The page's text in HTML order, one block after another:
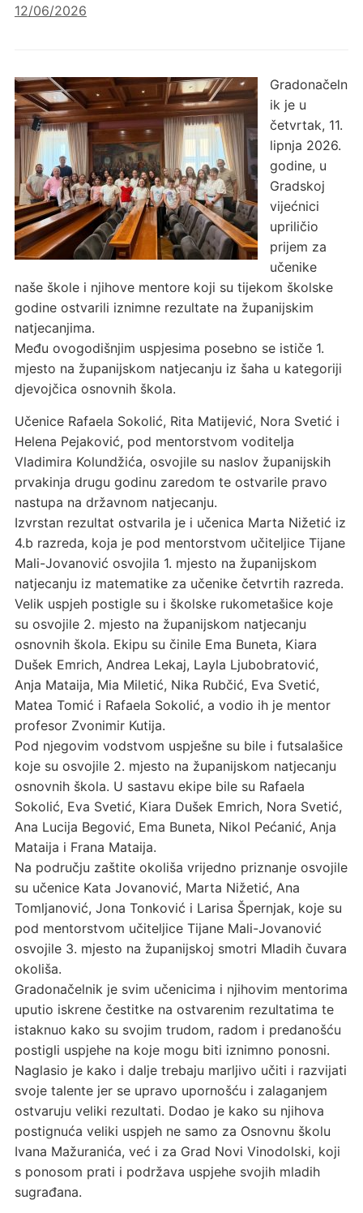
12/06/2026
Gradonačeln
ik je u
četvrtak, 11.
lipnja 2026.
godine, u
Gradskoj
vijećnici
upriličio
prijem za
učenike
naše škole i njihove mentore koji su tijekom školske
godine ostvarili iznimne rezultate na županijskim
natjecanjima.
Među ovogodišnjim uspjesima posebno se ističe 1.
mjesto na županijskom natjecanju iz šaha u kategoriji
djevojčica osnovnih škola.
Učenice Rafaela Sokolić, Rita Matijević, Nora Svetić i
Helena Pejaković, pod mentorstvom voditelja
Vladimira Kolundžića, osvojile su naslov županijskih
prvakinja drugu godinu zaredom te ostvarile pravo
nastupa na državnom natjecanju.
Izvrstan rezultat ostvarila je i učenica Marta Nižetić iz
4.b razreda, koja je pod mentorstvom učiteljice Tijane
Mali-Jovanović osvojila 1. mjesto na županijskom
natjecanju iz matematike za učenike četvrtih razreda.
Velik uspjeh postigle su i školske rukometašice koje
su osvojile 2. mjesto na županijskom natjecanju
osnovnih škola. Ekipu su činile Ema Buneta, Kiara
Dušek Emrich, Andrea Lekaj, Layla Ljubobratović,
Anja Mataija, Mia Miletić, Nika Rubčić, Eva Svetić,
Matea Tomić i Rafaela Sokolić, a vodio ih je mentor
profesor Zvonimir Kutija.
Pod njegovim vodstvom uspješne su bile i futsalašice
koje su osvojile 2. mjesto na županijskom natjecanju
osnovnih škola. U sastavu ekipe bile su Rafaela
Sokolić, Eva Svetić, Kiara Dušek Emrich, Nora Svetić,
Ana Lucija Begović, Ema Buneta, Nikol Pećanić, Anja
Mataija i Frana Mataija.
Na području zaštite okoliša vrijedno priznanje osvojile
su učenice Kata Jovanović, Marta Nižetić, Ana
Tomljanović, Jona Tonković i Larisa Špernjak, koje su
pod mentorstvom učiteljice Tijane Mali-Jovanović
osvojile 3. mjesto na županijskoj smotri Mladih čuvara
okoliša.
Gradonačelnik je svim učenicima i njihovim mentorima
uputio iskrene čestitke na ostvarenim rezultatima te
istaknuo kako su svojim trudom, radom i predanošću
postigli uspjehe na koje mogu biti iznimno ponosni.
Naglasio je kako i dalje trebaju marljivo učiti i razvijati
svoje talente jer se upravo upornošću i zalaganjem
ostvaruju veliki rezultati. Dodao je kako su njihova
postignuća veliki uspjeh ne samo za Osnovnu školu
Ivana Mažuranića, već i za Grad Novi Vinodolski, koji
s ponosom prati i podržava uspjehe svojih mladih
sugrađana.